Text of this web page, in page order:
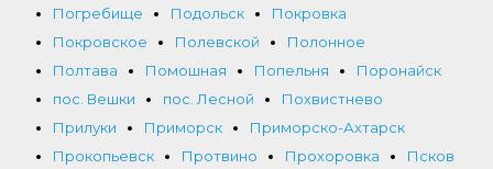
Погребище Подольск
Покровка
Покровское
Полевской
Полонное
Полтава
Помошная Попельня
Поронайск
пос. Вешки
пос. Лесной
Похвистнево
Прилуки
Приморск
Приморско-Ахтарск
Прокопьевск
Протвино Прохоровка
Псков